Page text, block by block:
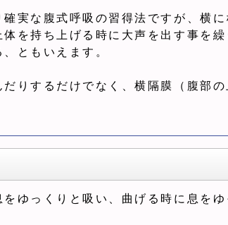
実な腹式呼吸の習得法ですが、横
を持ち上げる時に大声を出す事を
ともいえます。
りするだけでなく、横隔膜（腹部
ゆっくりと吸い、曲げる時に息を